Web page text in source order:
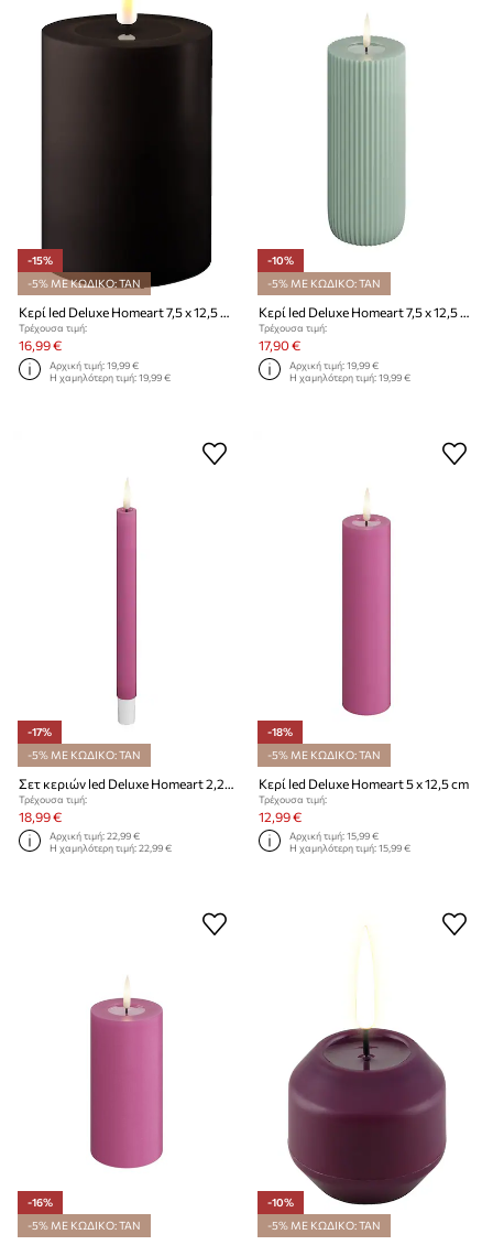
-15%
-5% ΜΕ ΚΩΔΙΚΟ: TAN
Κερί led Deluxe Homeart 7,5 x 12,5 cm
Τρέχουσα τιμή:
16,99 €
Αρχική τιμή:19,99 €
Η χαμηλότερη τιμή:19,99 €
-10%
-5% ΜΕ ΚΩΔΙΚΟ: TAN
Κερί led Deluxe Homeart 7,5 x 12,5 cm
Τρέχουσα τιμή:
17,90 €
Αρχική τιμή:19,99 €
Η χαμηλότερη τιμή:19,99 €
-17%
-5% ΜΕ ΚΩΔΙΚΟ: TAN
Τρέχουσα τιμή:
18,99 €
Αρχική τιμή:22,99 €
Η χαμηλότερη τιμή:22,99 €
-18%
-5% ΜΕ ΚΩΔΙΚΟ: TAN
Κερί led Deluxe Homeart 5 x 12,5 cm
Τρέχουσα τιμή:
12,99 €
Αρχική τιμή:15,99 €
Η χαμηλότερη τιμή:15,99 €
-16%
-5% ΜΕ ΚΩΔΙΚΟ: TAN
-10%
-5% ΜΕ ΚΩΔΙΚΟ: TAN